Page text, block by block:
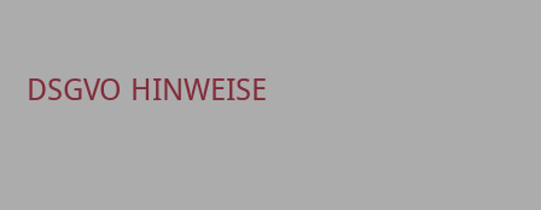
DSGVO HINWEISE